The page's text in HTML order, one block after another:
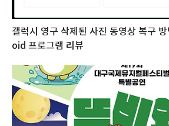
갤럭시 영구 삭제된 사진 동영상 복구
oid 프로그램 리뷰